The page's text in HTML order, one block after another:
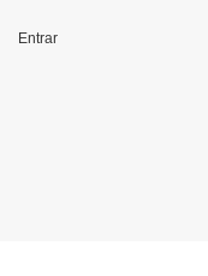
Entrar